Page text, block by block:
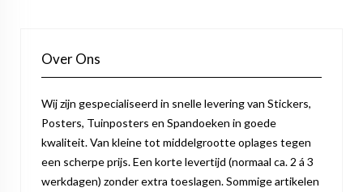
Over Ons
Wij zijn gespecialiseerd in snelle levering van Stickers,
Posters, Tuinposters en Spandoeken in goede
kwaliteit. Van kleine tot middelgrootte oplages tegen
een scherpe prijs. Een korte levertijd (normaal ca. 2 á 3
werkdagen) zonder extra toeslagen. Sommige artikelen